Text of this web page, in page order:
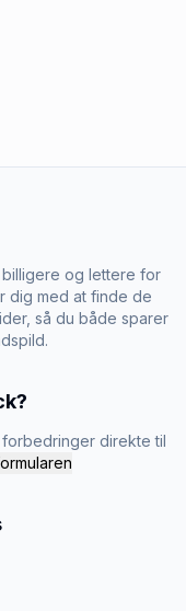
billigere og lettere for
dig med at finde de
så du både sparer
direkte til